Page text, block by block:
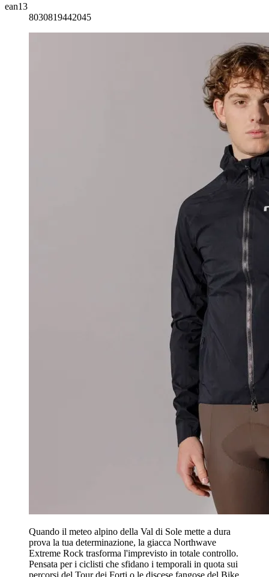
ean13
8030819442045
Quando il meteo alpino della Val di Sole mette a dura
prova la tua determinazione, la giacca Northwave
Extreme Rock trasforma l'imprevisto in totale controllo.
Pensata per i ciclisti che sfidano i temporali in quota sui
percorsi del Tour dei Forti o le discese fangose del Bike